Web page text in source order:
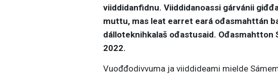
viiddidanfidnu. Viiddidanoassi gárvánii
muttu, mas leat earret eará ođasmahttán
dálloteknihkalaš ođastusaid. Ođasmahtton
2022.
Vuođđodivvuma ja viiddideami mielde